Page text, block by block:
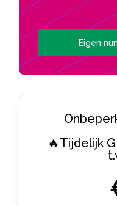
Eigen
🔥Tijdelijk